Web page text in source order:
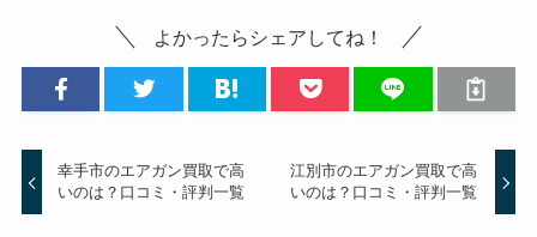
よかったらシェアしてね！
幸手市のエアガン買取で高
いのは？口コミ・評判一覧
江別市のエアガン買取で高
いのは？口コミ・評判一覧